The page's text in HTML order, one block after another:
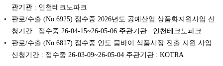
관기관 : 인천테크노파크
판로/수출 (No.6925) 접수중 2026년도 공예산업 상품화지원사업 신
청기간 : 접수중 26-04-15~26-05-06 주관기관 : 인천테크노파크
판로/수출 (No.6817) 접수중 인도 뭄바이 식품시장 진출 지원 사업
신청기간 : 접수중 26-03-09~26-05-04 주관기관 : KOTRA